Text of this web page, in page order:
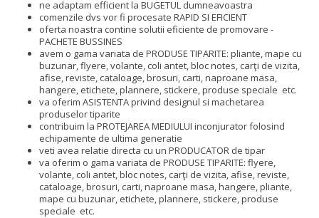
ne adaptam efficient la BUGETUL dumneavoastra
comenzile dvs vor fi procesate RAPID SI EFICIENT
oferta noastra contine solutii eficiente de promovare -
PACHETE BUSSINES
avem o gama variata de PRODUSE TIPARITE: pliante, mape cu
buzunar, flyere, volante, coli antet, bloc notes, carţi de vizita,
afise, reviste, cataloage, brosuri, carti, naproane masa,
hangere, etichete, plannere, stickere, produse speciale etc.
va oferim ASISTENTA privind designul si machetarea
produselor tiparite
contribuim la PROTEJAREA MEDIULUI inconjurator folosind
echipamente de ultima generatie
veti avea relatie directa cu un PRODUCATOR de tipar
va oferim o gama variata de PRODUSE TIPARITE: flyere,
volante, coli antet, bloc notes, carţi de vizita, afise, reviste,
cataloage, brosuri, carti, naproane masa, hangere, pliante,
mape cu buzunar, etichete, plannere, stickere, produse
speciale etc.